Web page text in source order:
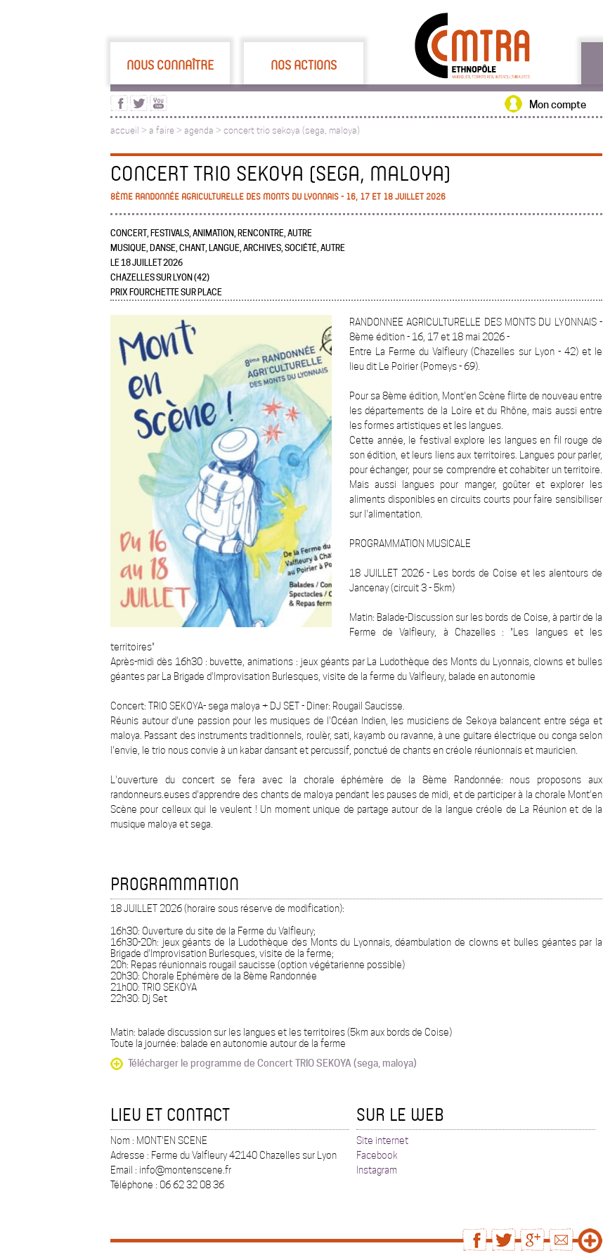
NOUS CONNAÎTRE NOS ACTIONS
Mon compte
accueil > a faire > agenda > concert trio sekoya (sega, maloya)
CONCERT TRIO SEKOYA (SEGA, MALOYA)
8ÈME RANDONNÉE AGRICULTURELLE DES MONTS DU LYONNAIS - 16, 17 ET 18 JUILLET 2026
CONCERT, FESTIVALS, ANIMATION, RENCONTRE, AUTRE
MUSIQUE, DANSE, CHANT, LANGUE, ARCHIVES, SOCIÉTÉ, AUTRE
LE 18 JUILLET 2026
CHAZELLES SUR LYON (42)
PRIX FOURCHETTE SUR PLACE
RANDONNEE AGRICULTURELLE DES MONTS DU LYONNAIS -
8ème édition - 16, 17 et 18 mai 2026 -
Entre La Ferme du Valfleury (Chazelles sur Lyon - 42) et le
lieu dit Le Poirier (Pomeys - 69).
Pour sa 8ème édition, Mont'en Scène flirte de nouveau entre
les départements de la Loire et du Rhône, mais aussi entre
les formes artistiques et les langues.
Cette année, le festival explore les langues en fil rouge de
son édition, et leurs liens aux territoires. Langues pour parler,
pour échanger, pour se comprendre et cohabiter un territoire.
Mais aussi langues pour manger, goûter et explorer les
aliments disponibles en circuits courts pour faire sensibiliser
sur l'alimentation.
PROGRAMMATION MUSICALE
18 JUILLET 2026 - Les bords de Coise et les alentours de
Jancenay (circuit 3 - 5km)
Matin: Balade-Discussion sur les bords de Coise, à partir de la
Ferme de Valfleury, à Chazelles : "Les langues et les
territoires"
Après-midi dès 16h30 : buvette, animations : jeux géants par La Ludothèque des Monts du Lyonnais, clowns et bulles
géantes par La Brigade d'Improvisation Burlesques, visite de la ferme du Valfleury, balade en autonomie
Concert: TRIO SEKOYA- sega maloya + DJ SET - Diner: Rougail Saucisse.
Réunis autour d'une passion pour les musiques de l'Océan Indien, les musiciens de Sekoya balancent entre séga et
maloya. Passant des instruments traditionnels, roulèr, sati, kayamb ou ravanne, à une guitare électrique ou conga selon
l'envie, le trio nous convie à un kabar dansant et percussif, ponctué de chants en créole réunionnais et mauricien.
L'ouverture du concert se fera avec la chorale éphémère de la 8ème Randonnée: nous proposons aux
randonneurs.euses d'apprendre des chants de maloya pendant les pauses de midi, et de participer à la chorale Mont'en
Scène pour celleux qui le veulent ! Un moment unique de partage autour de la langue créole de La Réunion et de la
musique maloya et sega.
PROGRAMMATION
18 JUILLET 2026 (horaire sous réserve de modification):
16h30: Ouverture du site de la Ferme du Valfleury;
16h30-20h: jeux géants de la Ludothèque des Monts du Lyonnais, déambulation de clowns et bulles géantes par la
Brigade d'Improvisation Burlesques, visite de la ferme;
20h: Repas réunionnais rougail saucisse (option végétarienne possible)
20h30: Chorale Ephémère de la 8ème Randonnée
21h00: TRIO SEKOYA
22h30: Dj Set
Matin: balade discussion sur les langues et les territoires (5km aux bords de Coise)
Toute la journée: balade en autonomie autour de la ferme
Télécharger le programme de Concert TRIO SEKOYA (sega, maloya)
LIEU ET CONTACT
Nom : MONT'EN SCENE
Adresse : Ferme du Valfleury 42140 Chazelles sur Lyon
Email : info@montenscene.fr
Téléphone : 06 62 32 08 36
SUR LE WEB
Site internet
Facebook
Instagram